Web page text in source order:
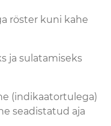
röster kuni kahe
ja sulatamiseks
(indikaatortulega)
seadistatud aja